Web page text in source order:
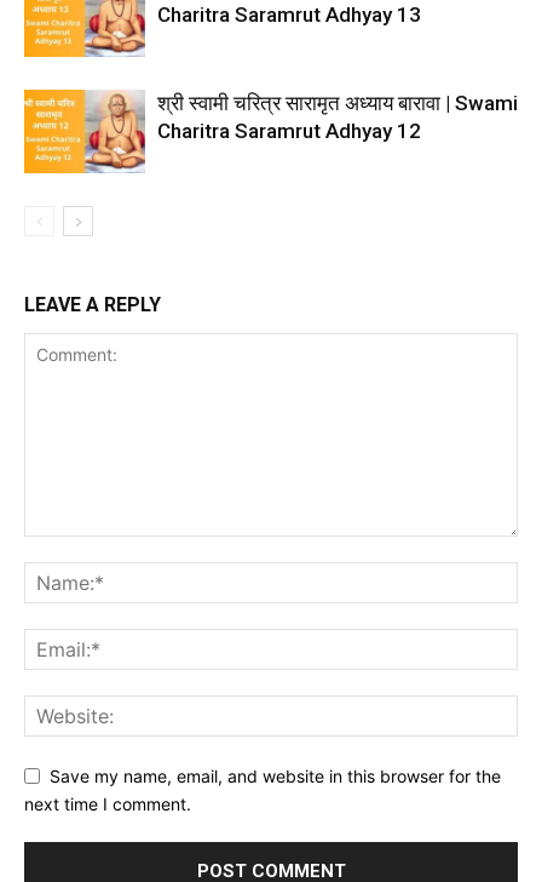
Charitra Saramrut Adhyay 13
श्री स्वामी चरित्र सारामृत अध्याय बारावा | Swami
Charitra Saramrut Adhyay 12
LEAVE A REPLY
Save my name, email, and website in this browser for the
next time I comment.